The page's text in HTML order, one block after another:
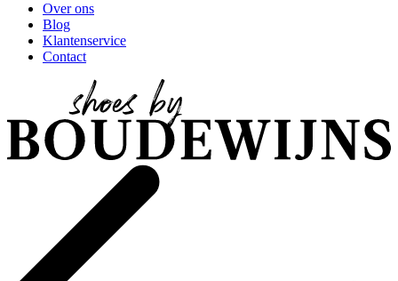
Over ons
Blog
Klantenservice
Contact